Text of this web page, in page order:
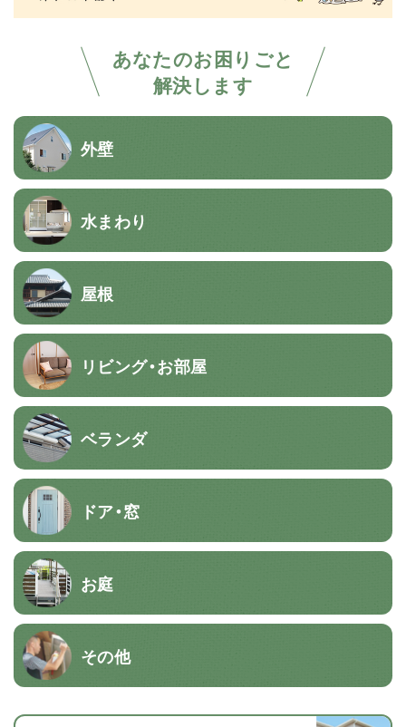
あなたのお困りごと
解決します
外壁
水まわり
屋根
リビング・お部屋
ベランダ
ドア・窓
お庭
その他